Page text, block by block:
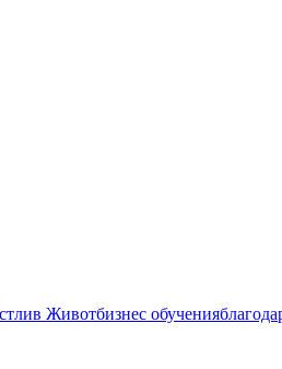
Животбизнес обучения